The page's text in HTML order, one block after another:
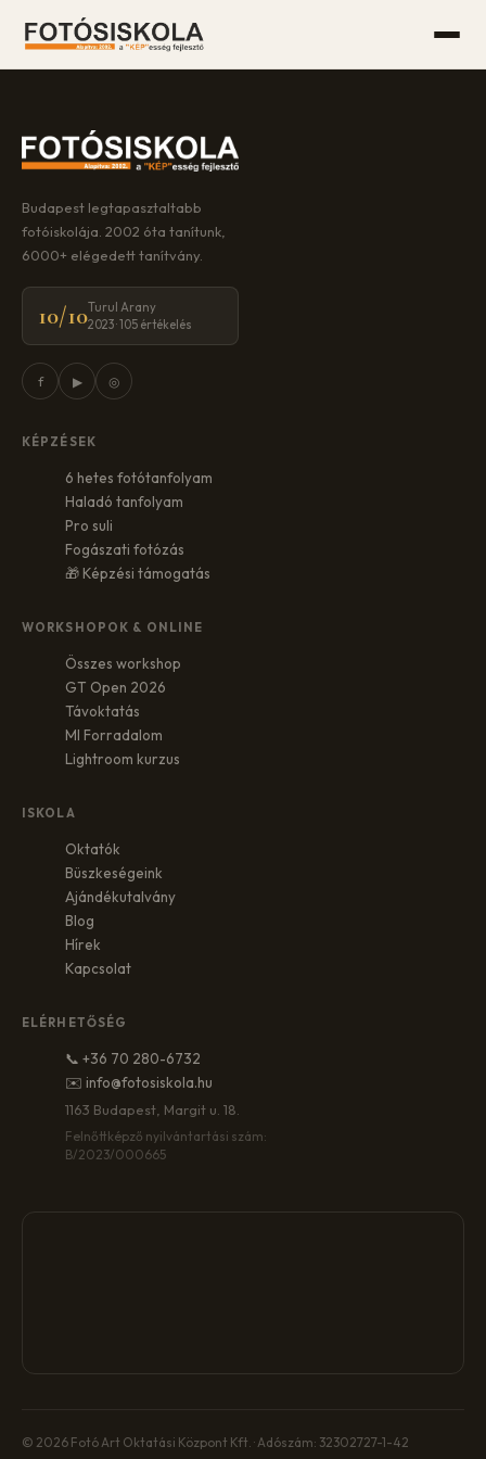
Budapest legtapasztaltabb
fotóiskolája. 2002 óta tanítunk,
6000+ elégedett tanítvány.
10/10Turul Arany
2023 · 105 értékelés
f ▶ ◎
KÉPZÉSEK
6 hetes fotótanfolyam
Haladó tanfolyam
Pro suli
Fogászati fotózás
🎁 Képzési támogatás
WORKSHOPOK & ONLINE
Összes workshop
GT Open 2026
Távoktatás
MI Forradalom
Lightroom kurzus
ISKOLA
Oktatók
Büszkeségeink
Ajándékutalvány
Blog
Hírek
Kapcsolat
ELÉRHETŐSÉG
📞 +36 70 280-6732
✉️ info@fotosiskola.hu
1163 Budapest, Margit u. 18.
Felnőttképző nyilvántartási szám:
B/2023/000665
© 2026 Fotó Art Oktatási Központ Kft. · Adószám: 32302727-1-42